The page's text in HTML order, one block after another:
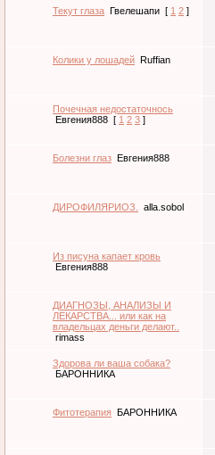
Текут глаза Гвелешапи [ 1 2 ]
Колики у лошадей Ruffian
Почечная недостаточнось
Евгения888 [ 1 2 3 ]
Болезни глаз Евгения888
ДИРОФИЛЯРИОЗ.
alla.sobol
Из писуна капает кровь
Евгения888
ДИАГНОЗЫ, АНАЛИЗЫ И
ЛЕКАРСТВА... или как на
владельцах деньги делают..
rimass
Здорова ли ваша собака?
БАРОННИКА
Фитотерапия БАРОННИКА